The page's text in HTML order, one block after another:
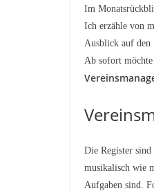
Im
Ich erzähle von
Ausblick auf den
Ab sofort
Die Register
musikalisch wie
Aufgaben sind.